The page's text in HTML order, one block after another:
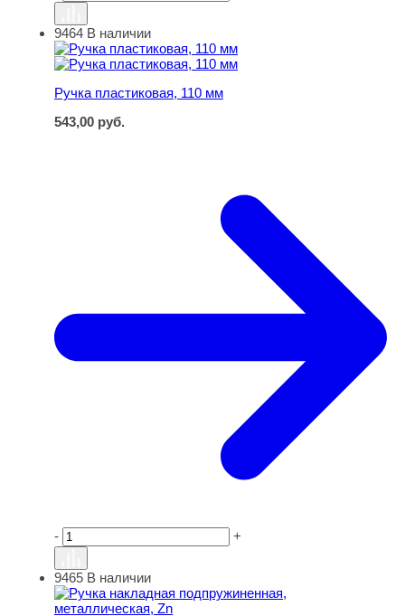
Ручка пластиковая, 110 мм
9464 В наличии
Ручка пластиковая, 110 мм
543,00 руб.
- +
Ручка накладная подпружиненная, металлическая, Zn
9465 В наличии